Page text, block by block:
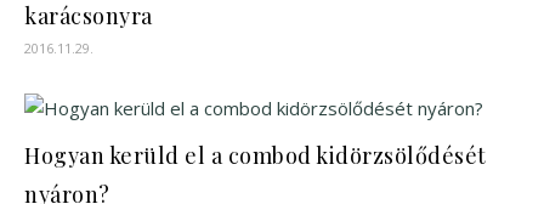
karácsonyra
2016.11.29.
Hogyan kerüld el a combod kidörzsölődését
nyáron?